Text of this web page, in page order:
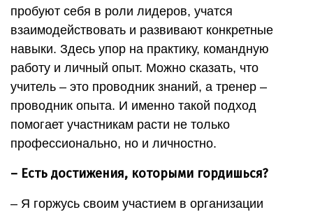
пробуют себя в роли лидеров, учатся
взаимодействовать и развивают конкретные
навыки. Здесь упор на практику, командную
работу и личный опыт. Можно сказать, что
учитель – это проводник знаний, а тренер –
проводник опыта. И именно такой подход
помогает участникам расти не только
профессионально, но и личностно.
– Есть достижения, которыми гордишься?
– Я горжусь своим участием в организации